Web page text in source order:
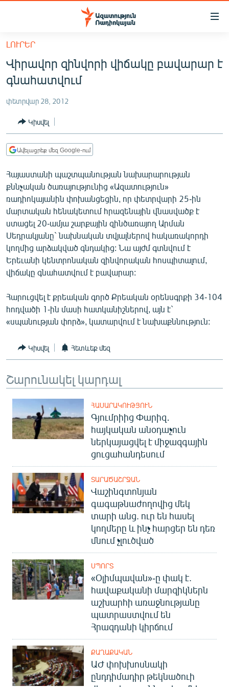
Մատչելիության
հիմնական
բովանդակությանը
Անցնել
հիմնական
մենյուին
ՀԱՅԱՍՏԱՆ
ՔԱՂԱՔԱԿԱՆ
ԸՆՏՐՈՒԹՅՈՒՆՆԵՐ 2026
ԻՐԱՎՈՒՆՔ
ՀԱՍԱՐԱԿՈՒԹՅՈՒՆ
ՂԱՐԱԲԱՂ
ՊԱՏԵՐԱԶՄԻ 6 ՇԱԲԱԹՆԵՐԸ
ՏԱՐԱԾԱՇՐՋԱՆ
ՄԻՋԱԶԳԱՅԻՆ
ՄՇԱԿՈՒՅԹ
ՍՊՈՐՏ
ՄԵԿՆԱԲԱՆՈՒԹՅՈՒՆ
ՏՏ ԵՒ ԻՆՏԵՐՆԵՏ
ԿՈՐՈՆԱՎԻՐՈՒՍ
ԱՐԽԻՎ
ԲԱՆԱՎԵՃ
ՁԳՏԵԼՈՎ ԼԱՎԱԳՈՒՅՆԻՆ
ՓՈԴՔԱՍԹ
English
Русский
ՀԵՏԵՎԵՔ ՄԵԶ
«Ազատության» բոլոր կայքերը
ԼՈՒՐԵՐ
Վիրավոր զինվորի վիճակը բավարար է
գնահատվում
փետրվար 28, 2012
Կիսվել
Ավելացրեք մեզ Google-ում
Հայաստանի պաշտպանության նախարարության
քննչական ծառայությունից «Ազատություն»
ռադիոկայանին փոխանցեցին, որ փետրվարի 25-ին
մարտական հենակետում հրազենային վնասվածք է
ստացել 20-ամյա շարքային զինծառայող Արման
Սեդրակյանը` նախնական տվյալներով հակառակորդի
կողմից արձակված գնդակից: Նա այժմ գտնվում է
Երեւանի կենտրոնական զինվորական հոսպիտալում,
վիճակը գնահատվում է բավարար:
Հարուցվել է քրեական գործ Քրեական օրենսգրքի 34-104
հոդվածի 1-ին մասի հատկանիշներով, այն է`
«սպանության փորձ», կատարվում է նախաքննություն:
Կիսվել Հետևեք մեզ
Շարունակել կարդալ
ՀԱՍԱՐԱԿՈՒԹՅՈՒՆ
Գյումրիից Փարիզ․
հայկական անօդաչուն
ներկայացվել է միջազգային
ցուցահանդեսում
ՏԱՐԱԾԱՇՐՋԱՆ
Վաշինգտոնյան
գագաթնաժողովից մեկ
տարի անց. ուր են հասել
կողմերը և ինչ հարցեր են դեռ
մնում չլուծված
ՍՊՈՐՏ
«Օլիմպավան»-ը փակ է.
հավաքականի մարզիկներն
աշխարհի առաջնությանը
պատրաստվում են
Հրազդանի կիրճում
ՔԱՂԱՔԱԿԱՆ
ԱԺ փոխխոսնակի
ընդդիմադիր թեկնածուի